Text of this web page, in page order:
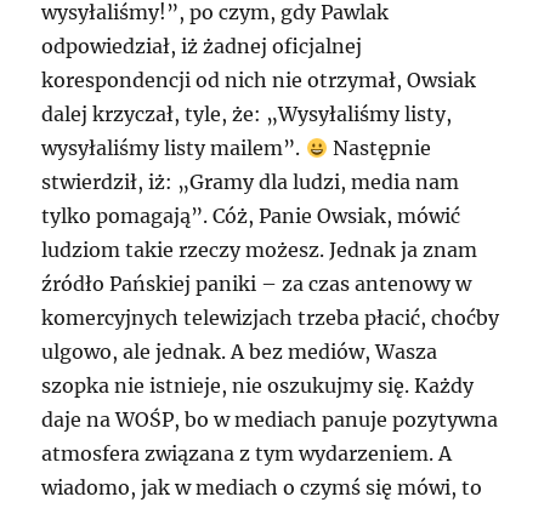
wysyłaliśmy!”, po czym, gdy Pawlak
odpowiedział, iż żadnej oficjalnej
korespondencji od nich nie otrzymał, Owsiak
dalej krzyczał, tyle, że: „Wysyłaliśmy listy,
wysyłaliśmy listy mailem”.
Następnie
stwierdził, iż: „Gramy dla ludzi, media nam
tylko pomagają”. Cóż, Panie Owsiak, mówić
ludziom takie rzeczy możesz. Jednak ja znam
źródło Pańskiej paniki – za czas antenowy w
komercyjnych telewizjach trzeba płacić, choćby
ulgowo, ale jednak. A bez mediów, Wasza
szopka nie istnieje, nie oszukujmy się. Każdy
daje na WOŚP, bo w mediach panuje pozytywna
atmosfera związana z tym wydarzeniem. A
wiadomo, jak w mediach o czymś się mówi, to